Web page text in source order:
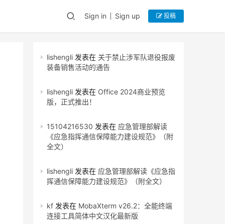
Sign in Sign up 投稿
lishengli 发表在 关于禁止涉军队退役报废
装备销售活动的通告
lishengli 发表在 Office 2024商业预览
版，正式推出！
15104216530 发表在 应急管理部解读
《应急指挥通信保障能力建设规范》（附
全文）
lishengli 发表在 应急管理部解读《应急指
挥通信保障能力建设规范》（附全文）
kf 发表在 MobaXterm v26.2：全能终端
连接工具简体中文汉化最新版